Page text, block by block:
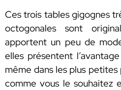
Ces trois tables gigognes
octogonales sont
apportent un peu de
elles présentent
même dans les plus
comme vous le souhaitez